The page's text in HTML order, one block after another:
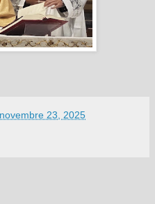
23, 2025